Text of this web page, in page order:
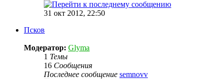
31 окт 2012, 22:50
Псков
Модератор: Glyma
1 Темы
16 Сообщения
Последнее сообщение semnovv